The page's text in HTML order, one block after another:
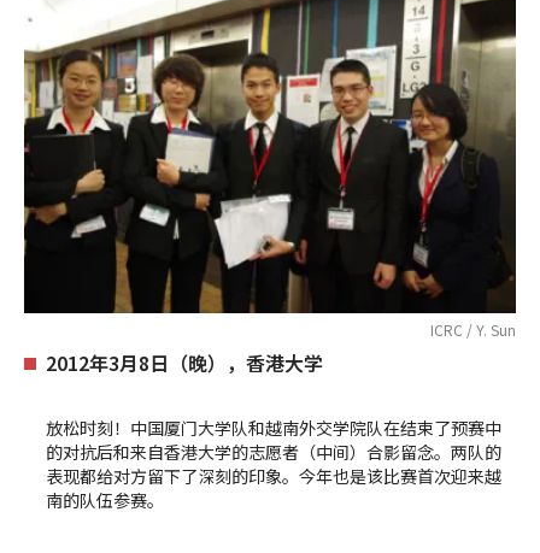
ICRC / Y. Sun
2012年3月8日（晚），香港大学
放松时刻！中国厦门大学队和越南外交学院队在结束了预赛中
的对抗后和来自香港大学的志愿者（中间）合影留念。两队的
表现都给对方留下了深刻的印象。今年也是该比赛首次迎来越
南的队伍参赛。